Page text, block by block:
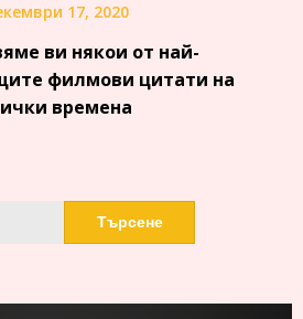
17, 2020
ви някои от най-
филмови цитати на
времена